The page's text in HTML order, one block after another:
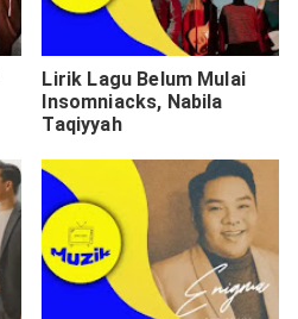
Lirik Lagu Belum Mulai
Insomniacks, Nabila
Taqiyyah